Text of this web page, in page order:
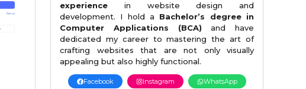
experience in website design and
development. I hold a Bachelor’s degree in
Computer Applications (BCA) and have
dedicated my career to mastering the art of
crafting websites that are not only visually
appealing but also highly functional.
Facebook Instagram WhatsApp